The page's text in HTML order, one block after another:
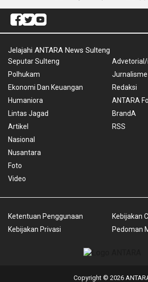
Jelajahi ANTARA News Sulteng
Seputar Sulteng
Polhukam
Ekonomi Dan Keuangan
Humaniora
Lintas Jagad
Artikel
Nasional
Nusantara
Foto
Video
Advetorial/
Jurnalisme
Redaksi
ANTARA
BrandA
RSS
Ketentuan Penggunaan
Kebijakan Privasi
Kebijakan
Pedoman
Copyright © 2026